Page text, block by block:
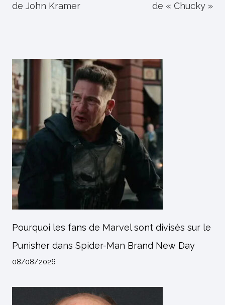
de John Kramer
de « Chucky »
Pourquoi les fans de Marvel sont divisés sur le
Punisher dans Spider-Man Brand New Day
08/08/2026